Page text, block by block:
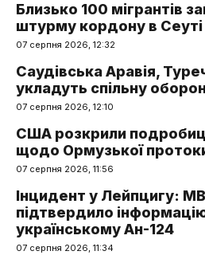
Близько 100 мігрантів
штурму кордону в Сеуті
07 серпня 2026, 12:32
Саудівська Аравія,
укладуть спільну
07 серпня 2026, 12:10
США розкрили
щодо Ормузької
07 серпня 2026, 11:56
Інцидент у Лейпцигу:
підтвердило
українському Ан-124
07 серпня 2026, 11:34